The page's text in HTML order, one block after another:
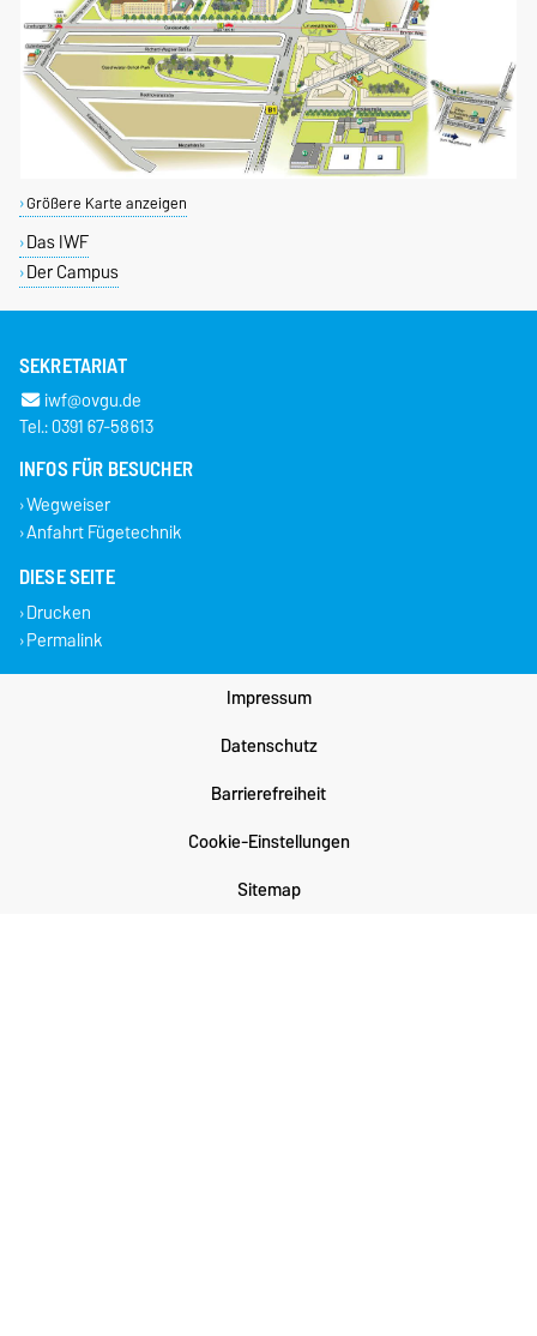
Größere Karte anzeigen
Das IWF
Der Campus
SEKRETARIAT
iwf@ovgu.de
Tel.: 0391 67-58613
INFOS FÜR BESUCHER
Wegweiser
Anfahrt Fügetechnik
DIESE SEITE
Drucken
Permalink
Impressum
Datenschutz
Barrierefreiheit
Cookie-Einstellungen
Sitemap